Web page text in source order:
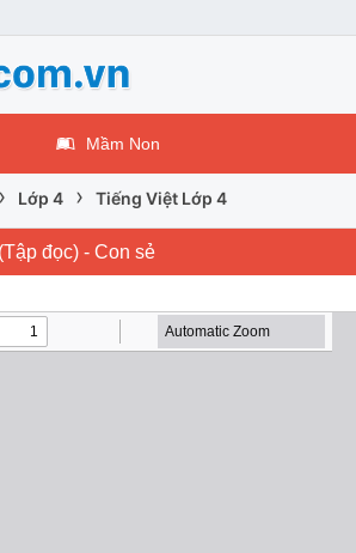
Mầm Non
› Lớp 4 › Tiếng Việt Lớp 4
đọc) - Con sẻ